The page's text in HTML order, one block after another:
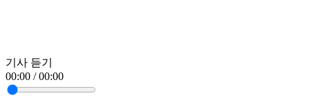
기사 듣기
00:00 / 00:00